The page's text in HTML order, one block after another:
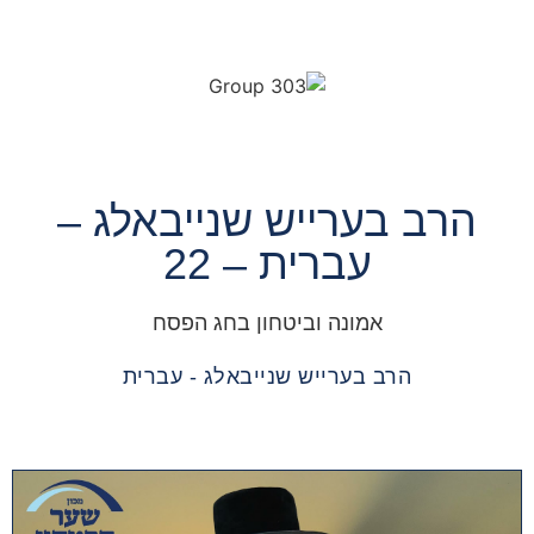
הרב בערייש שנייבאלג –
עברית – 22
אמונה וביטחון בחג הפסח
הרב בערייש שנייבאלג - עברית